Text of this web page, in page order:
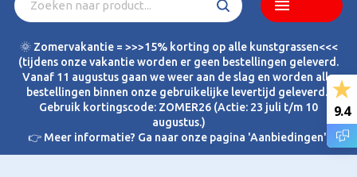
🌞 Zomervakantie = >>>15% korting op alle kunstgrassen<<<
(tijdens onze vakantie worden er geen bestellingen geleverd.
Vanaf 11 augustus gaan we weer aan de slag en worden alle
bestellingen binnen onze gebruikelijke levertijd geleverd.)
Gebruik kortingscode: ZOMER26 (Actie: 23 juli t/m 10
augustus.)
👉 Meer informatie? Ga naar onze pagina 'Aanbiedingen'.
9.4